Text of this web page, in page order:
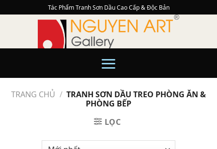
to
Tác Phẩm Tranh Sơn Dầu Cao Cấp & Độc Bản
TRANG CHỦ / TRANH SƠN DẦU TREO PHÒNG ĂN &
PHÒNG BẾP
LỌC